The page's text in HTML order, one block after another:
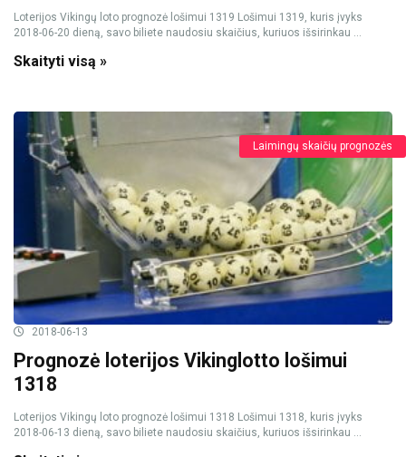
Loterijos Vikingų loto prognozė lošimui 1319 Lošimui 1319, kuris įvyks
2018-06-20 dieną, savo biliete naudosiu skaičius, kuriuos išsirinkau ...
Skaityti visą »
Laimingų skaičių prognozės
2018-06-13
Prognozė loterijos Vikinglotto lošimui
1318
Loterijos Vikingų loto prognozė lošimui 1318 Lošimui 1318, kuris įvyks
2018-06-13 dieną, savo biliete naudosiu skaičius, kuriuos išsirinkau ...